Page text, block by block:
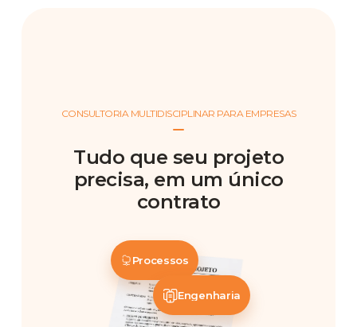
CONSULTORIA MULTIDISCIPLINAR PARA EMPRESAS
Tudo que seu projeto
precisa, em um único
contrato
Processos
Engenharia